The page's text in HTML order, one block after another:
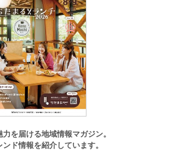
を届ける地域情報マガジン。
ド情報を紹介しています。